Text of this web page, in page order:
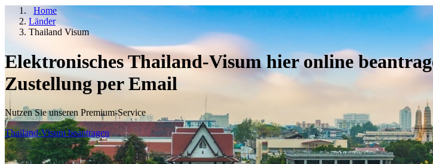
Home
Länder
Thailand Visum
Elektronisches Thailand-Visum hier online
Zustellung per Email
Nutzen Sie unseren Premium-Service
Thailand-Visum beantragen